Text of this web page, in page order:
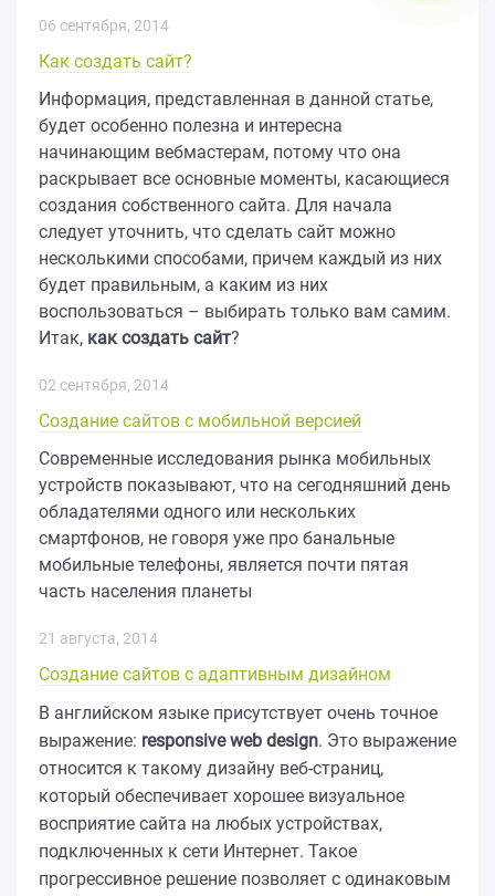
06 сентября, 2014
Как создать сайт?
Информация, представленная в данной статье,
будет особенно полезна и интересна
начинающим вебмастерам, потому что она
раскрывает все основные моменты, касающиеся
создания собственного сайта. Для начала
следует уточнить, что сделать сайт можно
несколькими способами, причем каждый из них
будет правильным, а каким из них
воспользоваться – выбирать только вам самим.
Итак, как создать сайт?
02 сентября, 2014
Создание сайтов с мобильной версией
Современные исследования рынка мобильных
устройств показывают, что на сегодняшний день
обладателями одного или нескольких
смартфонов, не говоря уже про банальные
мобильные телефоны, является почти пятая
часть населения планеты
21 августа, 2014
Создание сайтов с адаптивным дизайном
В английском языке присутствует очень точное
выражение: responsive web design. Это выражение
относится к такому дизайну веб-страниц,
который обеспечивает хорошее визуальное
восприятие сайта на любых устройствах,
подключенных к сети Интернет. Такое
прогрессивное решение позволяет с одинаковым